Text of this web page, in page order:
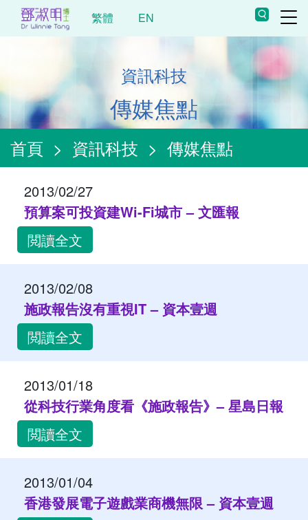
繁體 EN
資訊科技
傳媒焦點
首頁 > 資訊科技 > 傳媒焦點
2013/02/27
預算案可投資建Wi-Fi城市 – 文匯報
閲讀全文
2013/02/08
施政報告沒有重視IT – 資本壹週
閲讀全文
2013/01/18
從科技行業角度看《施政報告》– 星島日報
閲讀全文
2013/01/04
香港發展電子遊戲業商機無限 – 資本壹週